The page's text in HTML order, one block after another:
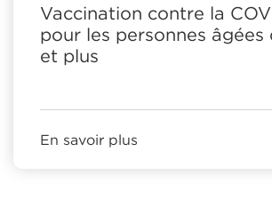
Vaccination contre la
pour les personnes âgées
et plus
En savoir plus